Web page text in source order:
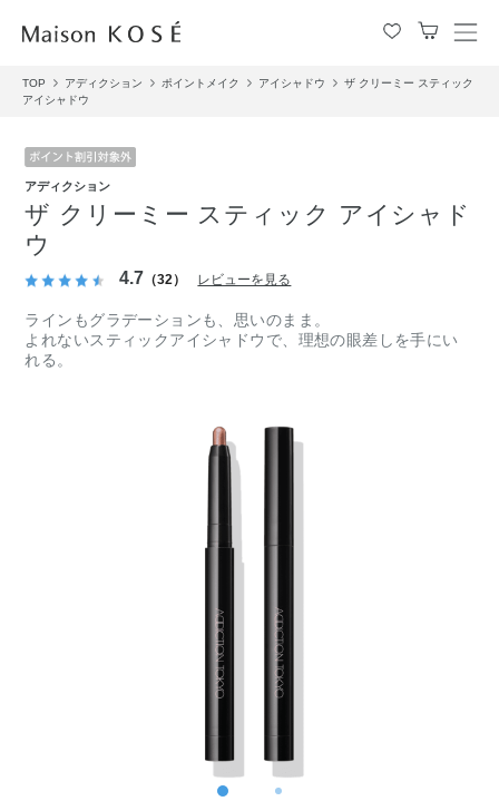
メ
ュ
TOP アディクション ポイントメイク アイシャドウ
ザ クリーミー スティック
アイシャドウ
アディクション
ザ クリーミー スティック アイシャド
ウ
4.7 （32） レビューを見る
ラインもグラデーションも、思いのまま。
よれないスティックアイシャドウで、理想の眼差しを手にい
れる。